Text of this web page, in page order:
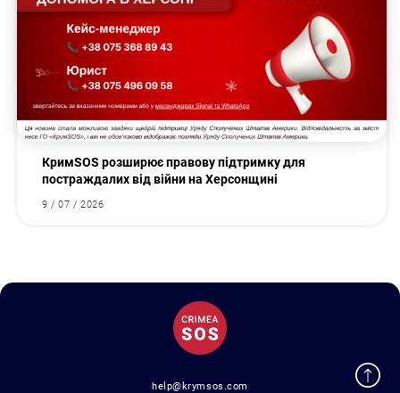
КримSOS розширює правову підтримку для
постраждалих від війни на Херсонщині
9 / 07 / 2026
help@krymsos.com